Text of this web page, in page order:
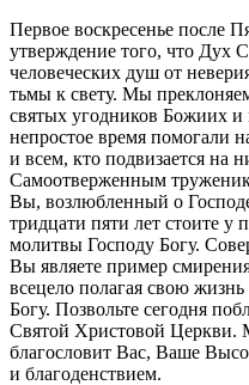
Первое воскресенье после
утверждение того, что Дух
человеческих душ от
тьмы к свету. Мы
святых угодников Божиих
непростое время помогали
и всем, кто подвизается на
Самоотверженным
Вы, возлюбленный о
тридцати пяти лет стоите у
молитвы Господу Богу.
Вы являете пример
всецело полагая свою
Богу. Позвольте сегодня
Святой Христовой Церкви.
благословит Вас, Ваше
и благоденствием.